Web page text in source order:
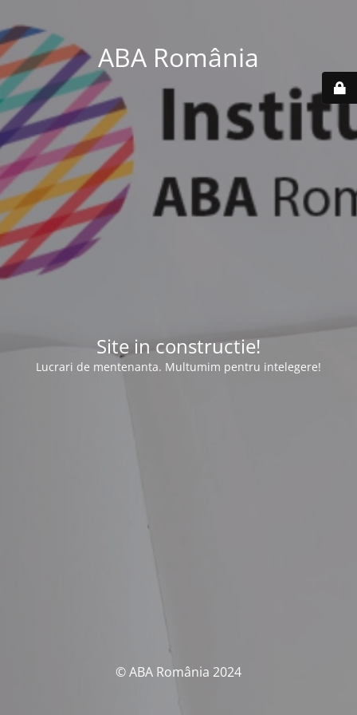
ABA România
Site in constructie!
Lucrari de mentenanta. Multumim pentru intelegere!
© ABA România 2024